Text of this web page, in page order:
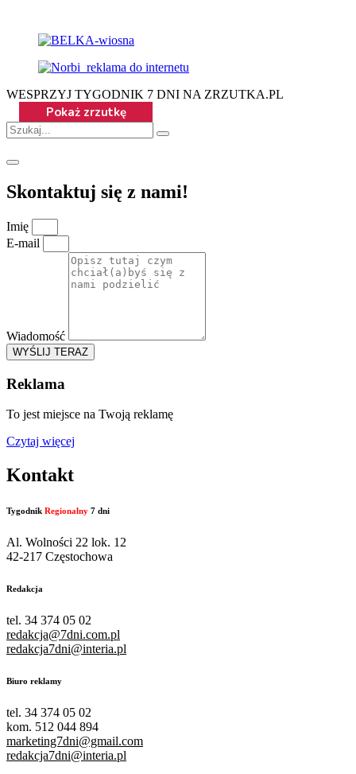
WESPRZYJ TYGODNIK 7 DNI NA ZRZUTKA.PL
Skontaktuj się z nami!
Imię
E-mail
Wiadomość
WYŚLIJ TERAZ
Reklama
To jest miejsce na Twoją reklamę
Czytaj więcej
Kontakt
Tygodnik Regionalny 7 dni
Al. Wolności 22 lok. 12
42-217 Częstochowa
Redakcja
tel. 34 374 05 02
redakcja@7dni.com.pl
redakcja7dni@interia.pl
Biuro reklamy
tel. 34 374 05 02
kom. 512 044 894
marketing7dni@gmail.com
redakcja7dni@interia.pl